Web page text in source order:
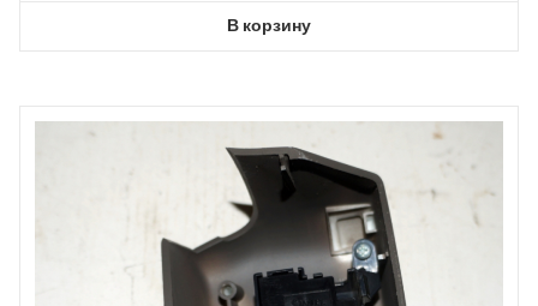
В корзину